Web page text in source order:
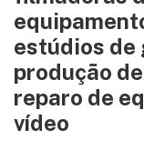
estúdios de
produção
reparo de
vídeo